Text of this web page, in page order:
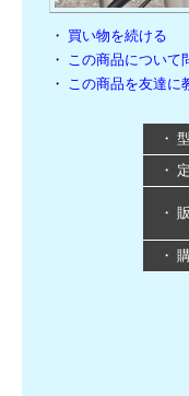
・ 買い物を続ける
・ この商品について
・ この商品を友達に
・
・
・
・